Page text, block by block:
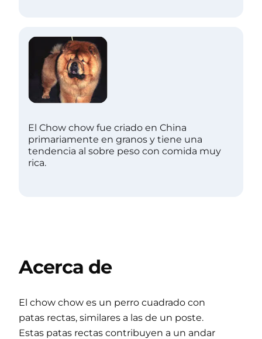
El Chow chow fue criado en China
primariamente en granos y tiene una
tendencia al sobre peso con comida muy
rica.
Acerca de
El chow chow es un perro cuadrado con
patas rectas, similares a las de un poste.
Estas patas rectas contribuyen a un andar